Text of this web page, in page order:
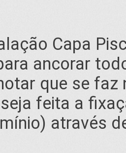
Capa
ancorar
que se faz
feita a
através